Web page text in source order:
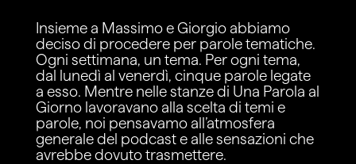
Insieme a Massimo e Giorgio abbiamo
deciso di procedere per parole tematiche.
Ogni settimana, un tema. Per ogni tema,
dal lunedì al venerdì, cinque parole legate
a esso. Mentre nelle stanze di Una Parola al
Giorno lavoravano alla scelta di temi e
parole, noi pensavamo all’atmosfera
generale del podcast e alle sensazioni che
avrebbe dovuto trasmettere.